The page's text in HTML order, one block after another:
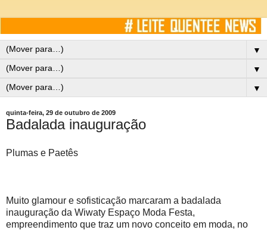
▼
▼
▼
quinta-feira, 29 de outubro de 2009
Badalada inauguração
Plumas e Paetês
Muito glamour e sofisticação marcaram a badalada
inauguração da Wiwaty Espaço Moda Festa,
empreendimento que traz um novo conceito em moda, no